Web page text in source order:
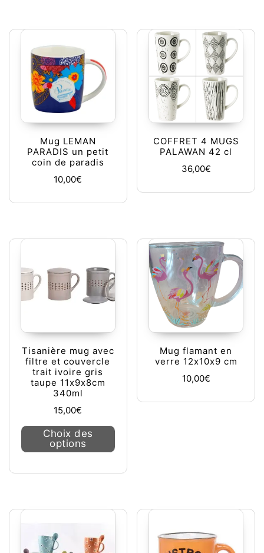
Mug LEMAN
PARADIS un petit
coin de paradis
10,00€
COFFRET 4 MUGS
PALAWAN 42 cl
36,00€
Tisanière mug avec
filtre et couvercle
trait ivoire gris
taupe 11x9x8cm
340ml
15,00€
Choix des
options
Ce produit a plusieurs variations.
Mug flamant en
verre 12x10x9 cm
10,00€